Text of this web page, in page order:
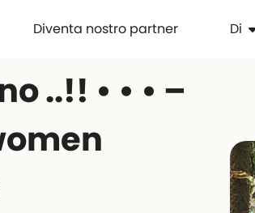
Diventa nostro partner Di
..!! • • • –